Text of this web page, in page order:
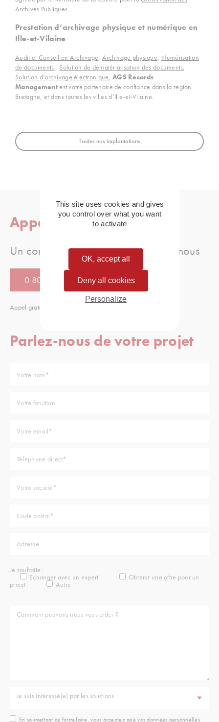
Archives Publiques.
Prestation d’archivage physique et numérique en
Ille-et-Vilaine
Audit et Conseil en Archivage, Archivage physique, Numérisation
de documents, Solution de dématérialisation des documents,
Solution d’archivage électronique,AGS Records
Managementest votre partenaire de confiance dans la région
Bretagne, et dans toutes les villes d’Ille-et-Vilaine.
Toutes nos implantations
Appelez-nous
Un conseil, une question, appellez-nous
0 805 080 886
Appel gratuit
Parlez-nous de votre projet
Je souhaite :
Echanger avec un expert
Obtenir une offre pour un
projet
Autre
Je suis intéressé(e) par les solutions
En soumettant ce formulaire, vous acceptez que vos données personnelles
This site uses cookies and gives
you control over what you want
to activate
OK, accept all
Deny all cookies
Personalize